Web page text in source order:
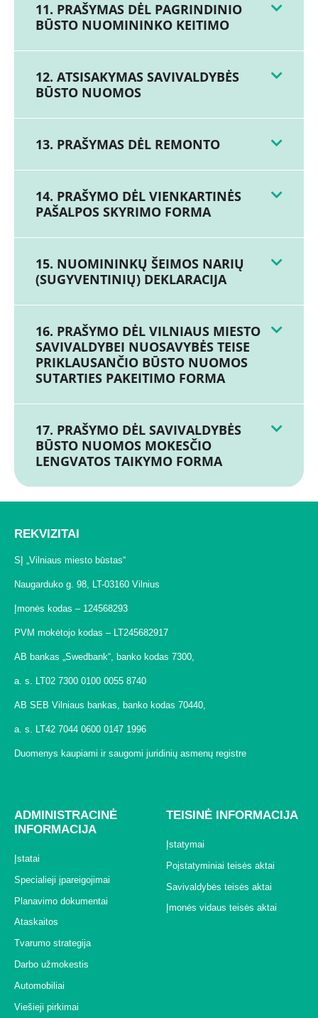
11. PRAŠYMAS DĖL PAGRINDINIO
BŪSTO NUOMININKO KEITIMO
12. ATSISAKYMAS SAVIVALDYBĖS
BŪSTO NUOMOS
13. PRAŠYMAS DĖL REMONTO
14. PRAŠYMO DĖL VIENKARTINĖS
PAŠALPOS SKYRIMO FORMA
15. NUOMININKŲ ŠEIMOS NARIŲ
(SUGYVENTINIŲ) DEKLARACIJA
16. PRAŠYMO DĖL VILNIAUS MIESTO
SAVIVALDYBEI NUOSAVYBĖS TEISE
PRIKLAUSANČIO BŪSTO NUOMOS
SUTARTIES PAKEITIMO FORMA
17. PRAŠYMO DĖL SAVIVALDYBĖS
BŪSTO NUOMOS MOKESČIO
LENGVATOS TAIKYMO FORMA
REKVIZITAI
SĮ „Vilniaus miesto būstas“
Naugarduko g. 98, LT-03160 Vilnius
Įmonės kodas – 124568293
PVM mokėtojo kodas – LT245682917
AB bankas „Swedbank“, banko kodas 7300,
a. s. LT02 7300 0100 0055 8740
AB SEB Vilniaus bankas, banko kodas 70440,
a. s. LT42 7044 0600 0147 1996
Duomenys kaupiami ir saugomi juridinių asmenų registre
ADMINISTRACINĖ
INFORMACIJA
Įstatai
Specialieji įpareigojimai
Planavimo dokumentai
Ataskaitos
Tvarumo strategija
Darbo užmokestis
Automobiliai
Viešieji pirkimai
TEISINĖ INFORMACIJA
Įstatymai
Poįstatyminiai teisės aktai
Savivaldybės teisės aktai
Įmonės vidaus teisės aktai